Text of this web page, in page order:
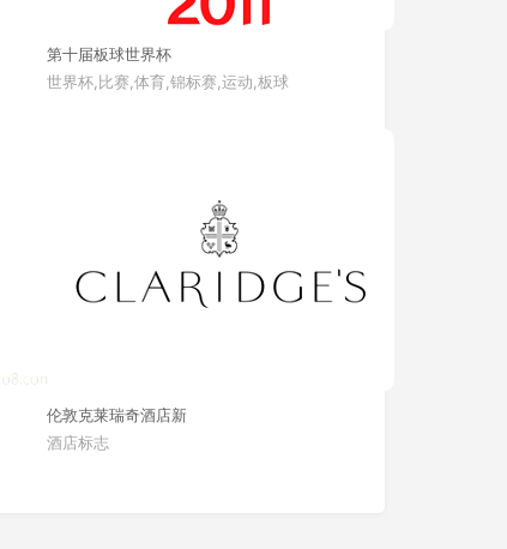
第十届板球世界杯
世界杯,比赛,体育,锦标赛,运动,板球
伦敦克莱瑞奇酒店新
酒店标志